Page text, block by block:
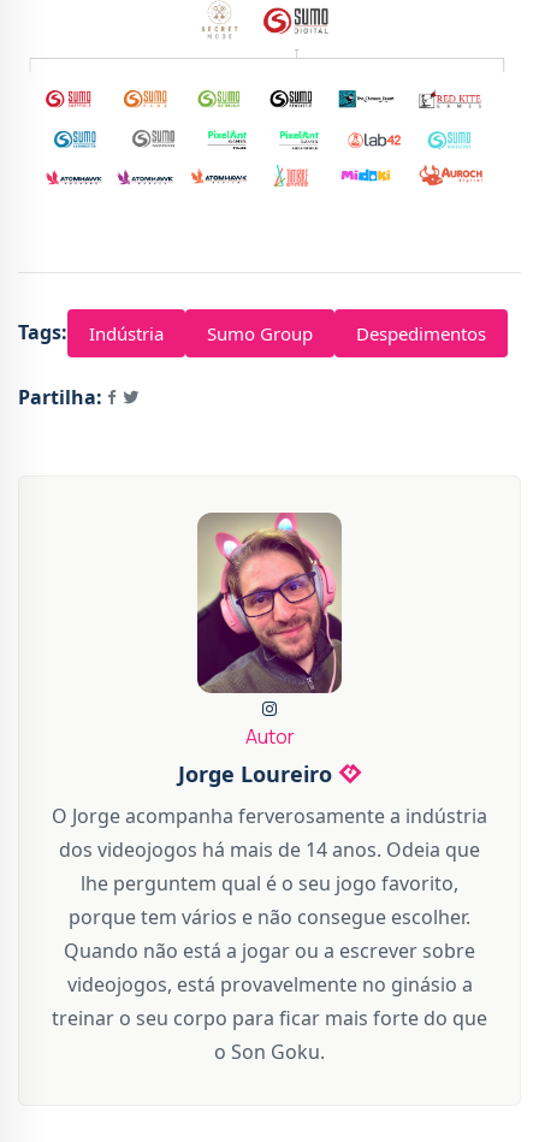
Tags: Indústria Sumo Group Despedimentos
Partilha:
Autor
Jorge Loureiro
O Jorge acompanha ferverosamente a indústria
dos videojogos há mais de 14 anos. Odeia que
lhe perguntem qual é o seu jogo favorito,
porque tem vários e não consegue escolher.
Quando não está a jogar ou a escrever sobre
videojogos, está provavelmente no ginásio a
treinar o seu corpo para ficar mais forte do que
o Son Goku.